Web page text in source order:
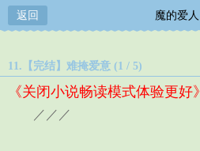
返回 魔的爱人
11.【完结】难掩爱意 (1 / 5)
《关闭小说畅读模式体验更好》
／／／